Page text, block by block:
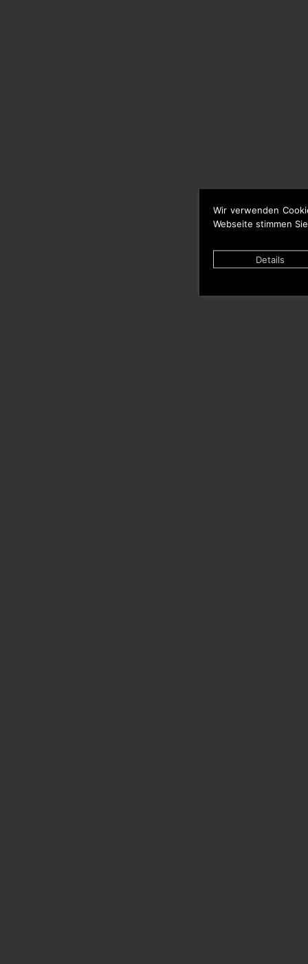
Wir verwenden
Webseite stimmen
Details